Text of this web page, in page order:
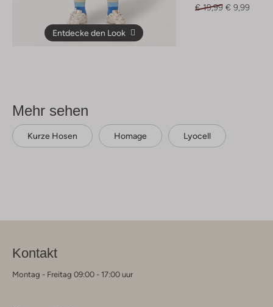
Entdecke den Look
€ 19,99 € 9,99
Mehr sehen
Kurze Hosen Homage Lyocell
Kontakt
Montag - Freitag 09:00 - 17:00 uur